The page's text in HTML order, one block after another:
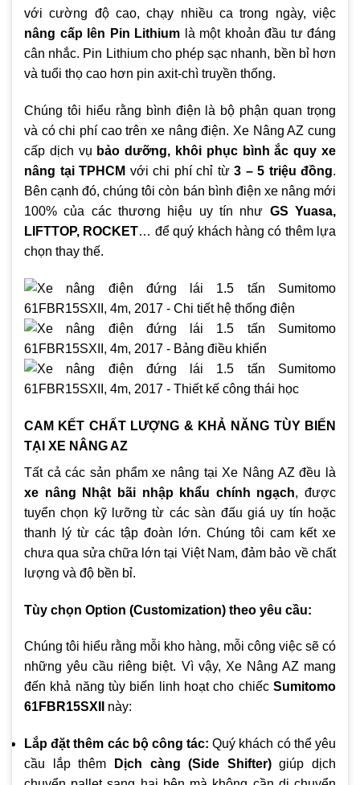
với cường độ cao, chạy nhiều ca trong ngày, việc
nâng cấp lên Pin Lithium là một khoản đầu tư đáng
cân nhắc. Pin Lithium cho phép sạc nhanh, bền bỉ hơn
và tuổi thọ cao hơn pin axit-chì truyền thống.
Chúng tôi hiểu rằng bình điện là bộ phận quan trọng
và có chi phí cao trên xe nâng điện. Xe Nâng AZ cung
cấp dịch vụ bảo dưỡng, khôi phục bình ắc quy xe
nâng tại TPHCM với chi phí chỉ từ 3 – 5 triệu đồng.
Bên cạnh đó, chúng tôi còn bán bình điện xe nâng mới
100% của các thương hiệu uy tín như GS Yuasa,
LIFTTOP, ROCKET… để quý khách hàng có thêm lựa
chọn thay thế.
CAM KẾT CHẤT LƯỢNG & KHẢ NĂNG TÙY BIẾN
TẠI XE NÂNG AZ
Tất cả các sản phẩm xe nâng tại Xe Nâng AZ đều là
xe nâng Nhật bãi nhập khẩu chính ngạch, được
tuyển chọn kỹ lưỡng từ các sàn đấu giá uy tín hoặc
thanh lý từ các tập đoàn lớn. Chúng tôi cam kết xe
chưa qua sửa chữa lớn tại Việt Nam, đảm bảo về chất
lượng và độ bền bỉ.
Tùy chọn Option (Customization) theo yêu cầu:
Chúng tôi hiểu rằng mỗi kho hàng, mỗi công việc sẽ có
những yêu cầu riêng biệt. Vì vậy, Xe Nâng AZ mang
đến khả năng tùy biến linh hoạt cho chiếc Sumitomo
61FBR15SXII
này:
Lắp đặt thêm các bộ công tác: Quý khách có thể yêu
cầu lắp thêm
Dịch càng (Side Shifter)giúp dịch